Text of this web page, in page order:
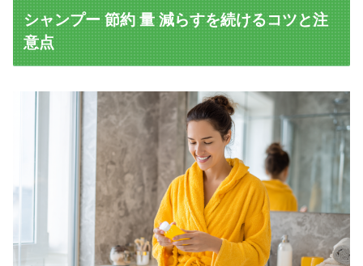
シャンプー 節約 量 減らすを続けるコツと注
意点